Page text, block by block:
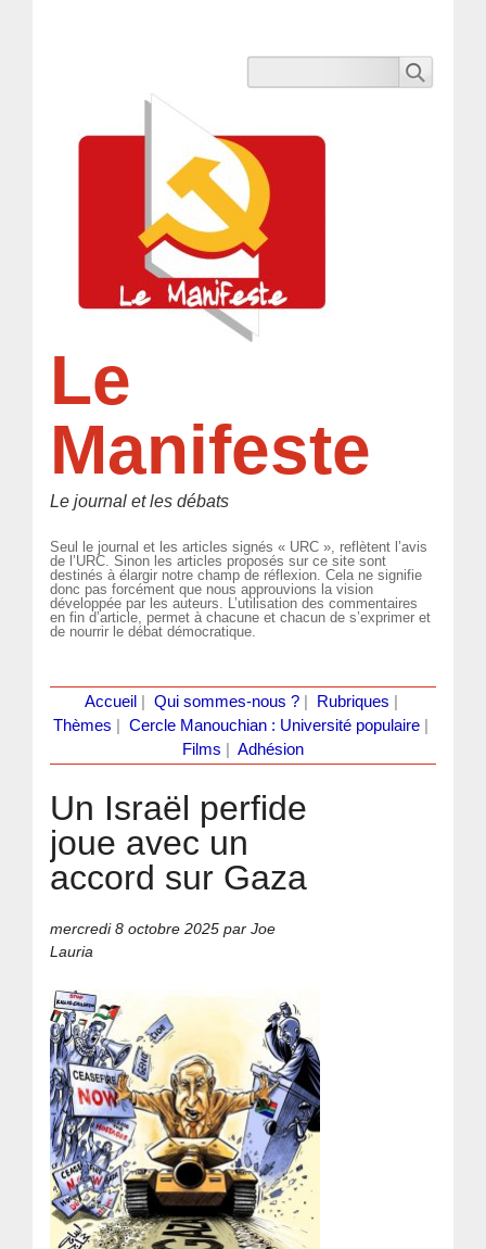
Le
Manifeste
Le journal et les débats
Seul le journal et les articles signés « URC », reflètent l’avis
de l’URC. Sinon les articles proposés sur ce site sont
destinés à élargir notre champ de réflexion. Cela ne signifie
donc pas forcément que nous approuvions la vision
développée par les auteurs. L’utilisation des commentaires
en fin d’article, permet à chacune et chacun de s’exprimer et
de nourrir le débat démocratique.
Accueil Qui sommes-nous ?| Rubriques
Thèmes
Cercle Manouchian : Université populaire
Films
Adhésion
Un Israël perfide
joue avec un
accord sur Gaza
mercredi 8 octobre 2025 par Joe
Lauria